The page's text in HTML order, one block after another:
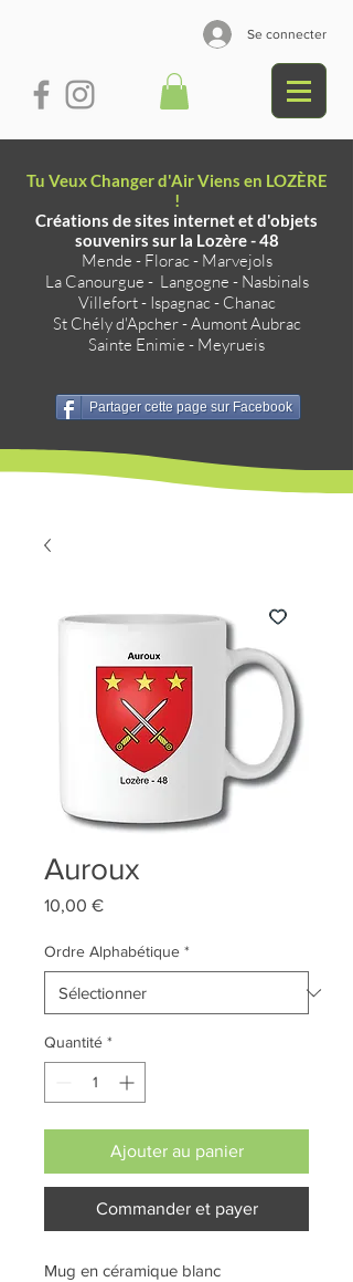
Se connecter
Tu Veux Changer d'Air Viens en LOZÈRE
!
Créations de sites internet et d'objets
souvenirs sur la Lozère - 48
Mende - Florac- Marvejols
La Canourgue - Langogne - Nasbinals
Villefort- Ispagnac- Chanac
St Chély d'Apcher-Aumont Aubrac
Sainte Enimie - Meyrueis
Partager cette page sur Facebook
Auroux
10,00 €Prix
Ordre Alphabétique *
Quantité *
Ajouter au panier
Commander et payer
Mug en céramique blanc